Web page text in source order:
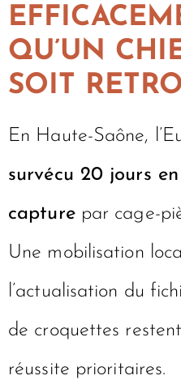
QU’UN
SOIT
En Haute-Saône,
survécu 20 jours
capturepar cage-
Une mobilisation
l’actualisation du
de croquettes
réussite prioritaires.